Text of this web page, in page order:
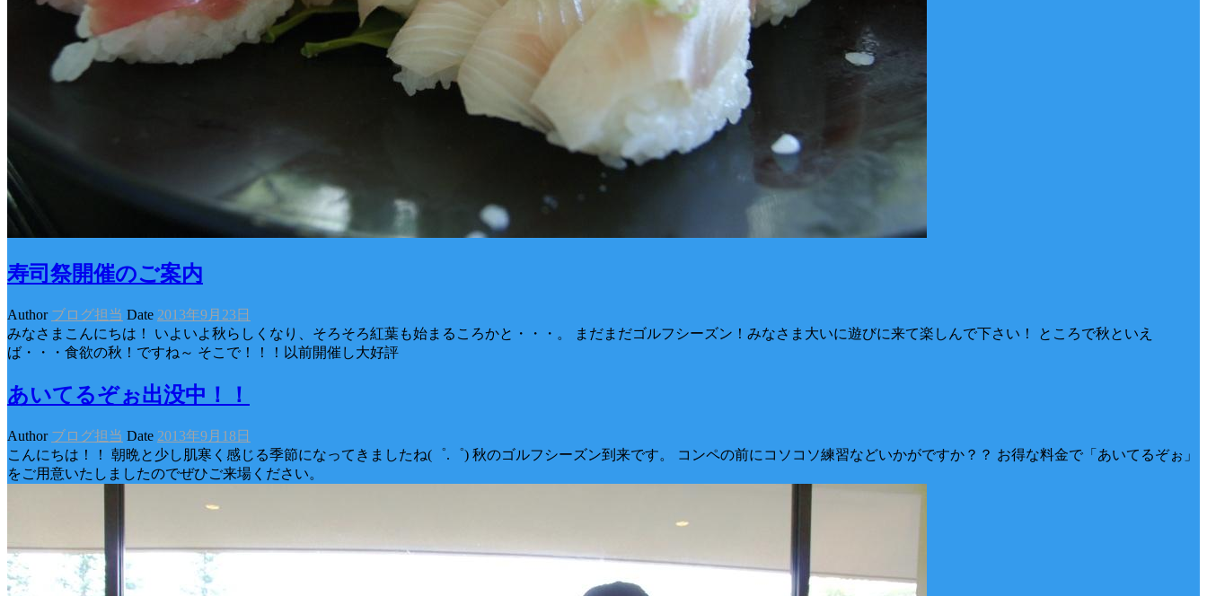
寿司祭開催のご案内
Author ブログ担当 Date 2013年9月23日
みなさまこんにちは！ いよいよ秋らしくなり、そろそろ紅葉も始まるころかと・・・。 まだまだゴルフシーズン！みなさま大いに遊びに来て楽しんで下さい！ ところで秋といえ
ば・・・食欲の秋！ですね～ そこで！！！以前開催し大好評
あいてるぞぉ出没中！！
Author ブログ担当 Date 2013年9月18日
こんにちは！！ 朝晩と少し肌寒く感じる季節になってきましたね(゜.゜) 秋のゴルフシーズン到来です。 コンペの前にコソコソ練習などいかがですか？？ お得な料金で「あいてるぞぉ」
をご用意いたしましたのでぜひご来場ください。